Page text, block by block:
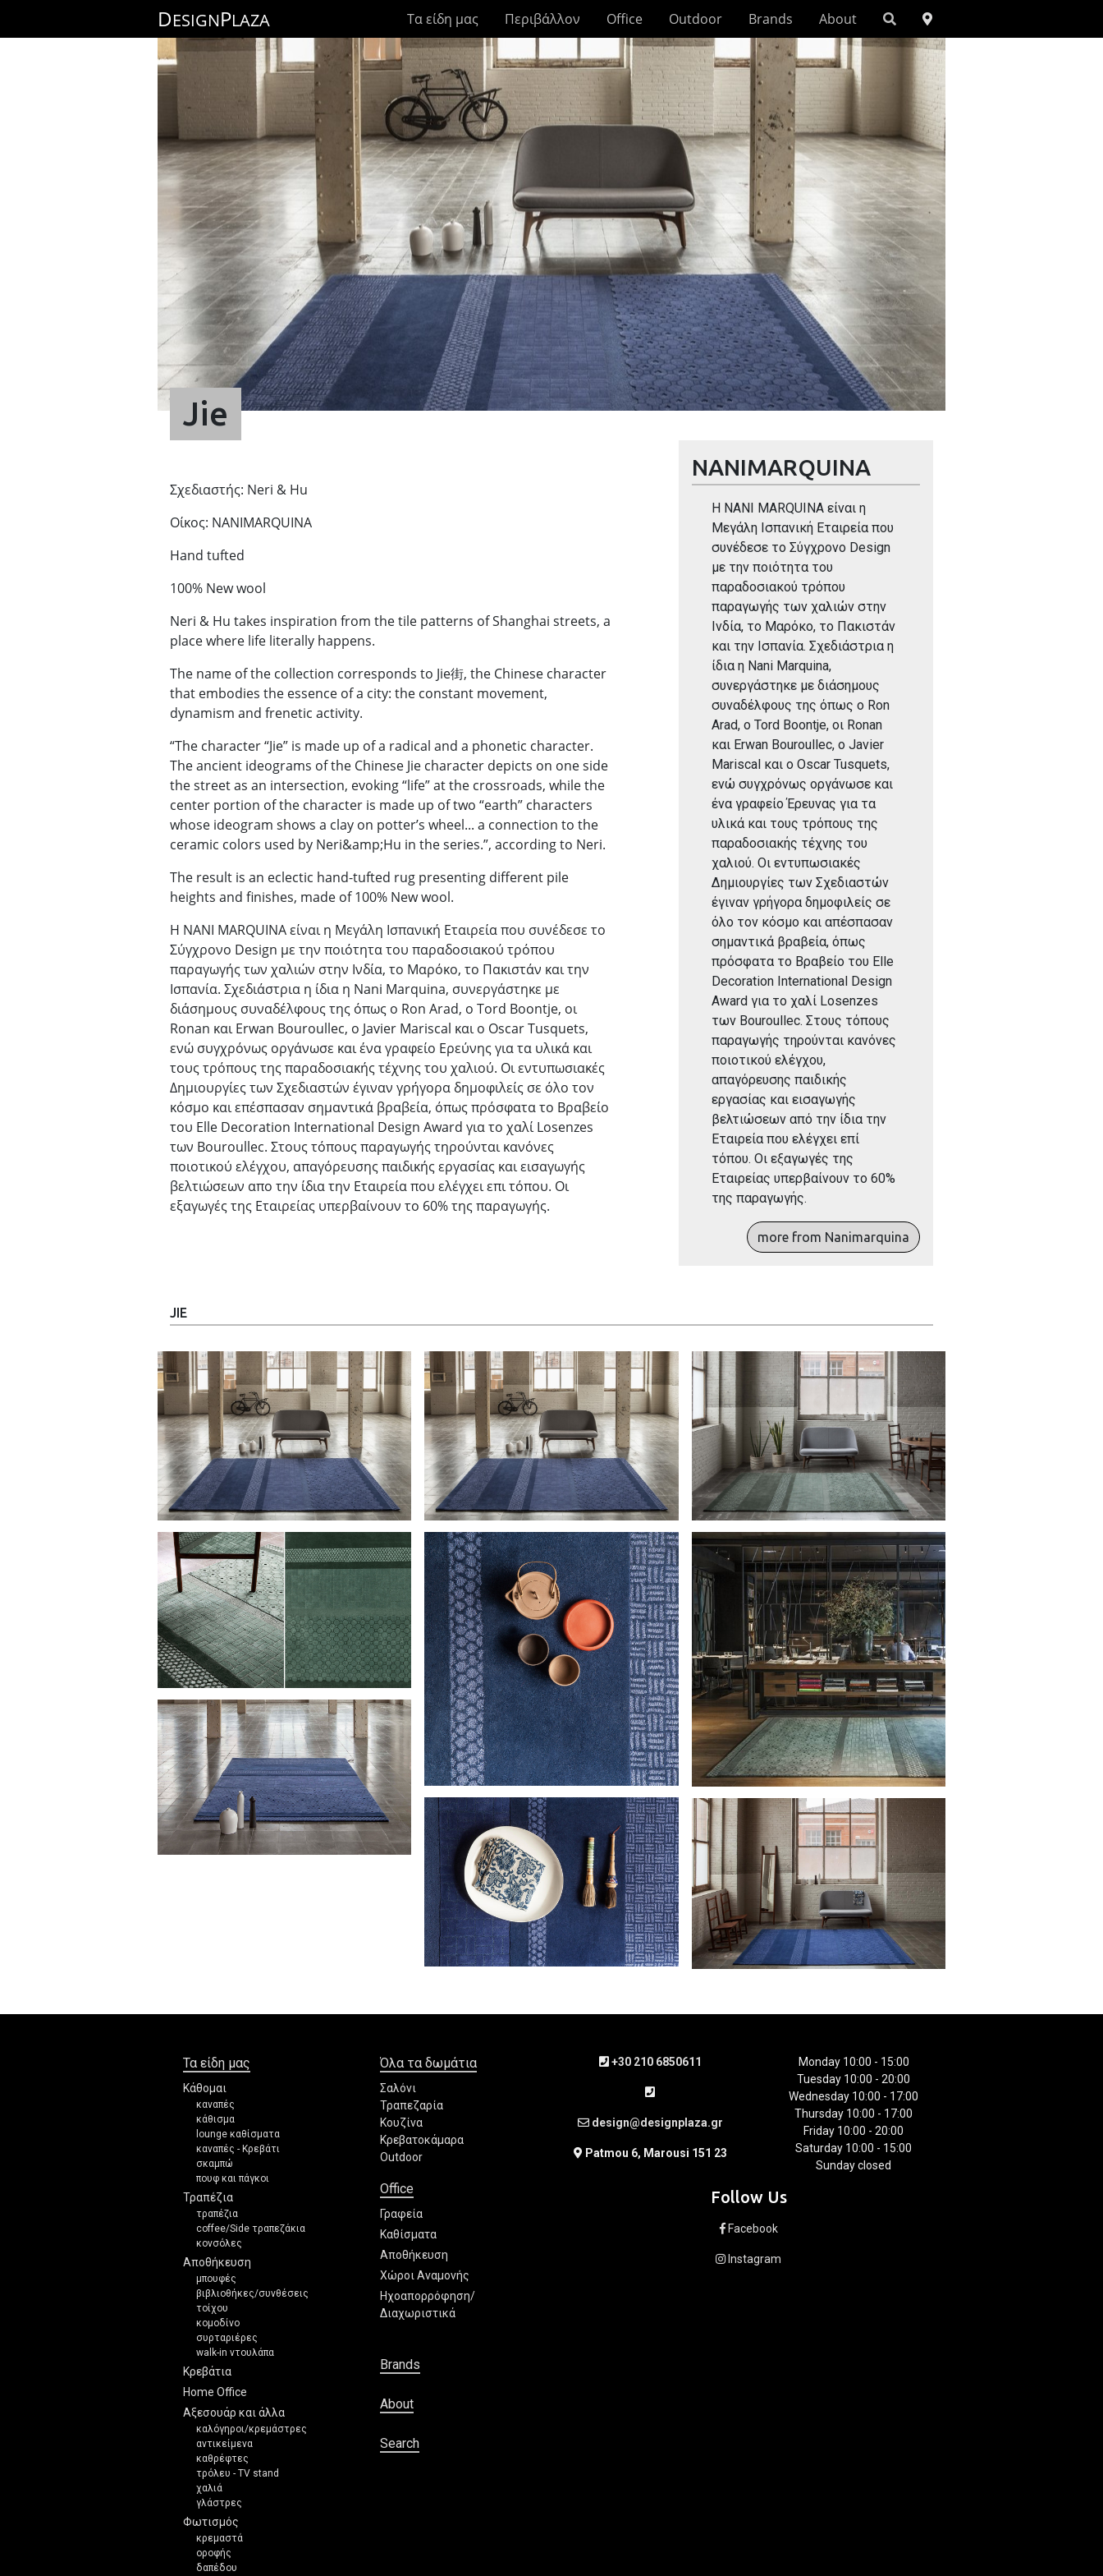
DESIGNPLAZA Τα είδη μας Περιβάλλον Office Outdoor Brands About
Jie
Σχεδιαστής: Neri & Hu
Οίκος: NANIMARQUINA
Hand tufted
100% New wool
Neri & Hu takes inspiration from the tile patterns of Shanghai streets, a
place where life literally happens.
The name of the collection corresponds to Jie街, the Chinese character
that embodies the essence of a city: the constant movement,
dynamism and frenetic activity.
“The character “Jie” is made up of a radical and a phonetic character.
The ancient ideograms of the Chinese Jie character depicts on one side
the street as an intersection, evoking “life” at the crossroads, while the
center portion of the character is made up of two “earth” characters
whose ideogram shows a clay on potter’s wheel... a connection to the
ceramic colors used by Neri&amp;Hu in the series.”, according to Neri.
The result is an eclectic hand-tufted rug presenting different pile
heights and finishes, made of 100% New wool.
Η NANI MARQUINA είναι η Μεγάλη Ισπανική Εταιρεία που συνέδεσε το
Σύγχρονο Design με την ποιότητα του παραδοσιακού τρόπου
παραγωγής των χαλιών στην Ινδία, το Μαρόκο, το Πακιστάν και την
Ισπανία. Σχεδιάστρια η ίδια η Νani Marquina, συνεργάστηκε με
διάσημους συναδέλφους της όπως ο Ron Arad, o Tord Boontje, oι
Ronan και Erwan Bouroullec, o Javier Mariscal και ο Oscar Tusquets,
ενώ συγχρόνως οργάνωσε και ένα γραφείο Ερεύνης για τα υλικά και
τους τρόπους της παραδοσιακής τέχνης του χαλιού. Οι εντυπωσιακές
Δημιουργίες των Σχεδιαστών έγιναν γρήγορα δημοφιλείς σε όλο τον
κόσμο και επέσπασαν σημαντικά βραβεία, όπως πρόσφατα το Βραβείο
του Elle Decoration Ιnternational Design Award για το χαλί Losenzes
των Bouroullec. Στους τόπους παραγωγής τηρούνται κανόνες
ποιοτικού ελέγχου, απαγόρευσης παιδικής εργασίας και εισαγωγής
βελτιώσεων απο την ίδια την Εταιρεία που ελέγχει επι τόπου. Οι
εξαγωγές της Εταιρείας υπερβαίνουν το 60% της παραγωγής.
NANIMARQUINA
Η NANI MARQUINA είναι η
Μεγάλη Ισπανική Εταιρεία που
συνέδεσε το Σύγχρονο Design
με την ποιότητα του
παραδοσιακού τρόπου
παραγωγής των χαλιών στην
Ινδία, το Μαρόκο, το Πακιστάν
και την Ισπανία. Σχεδιάστρια η
ίδια η Νani Marquina,
συνεργάστηκε με διάσημους
συναδέλφους της όπως ο Ron
Arad, o Tord Boontje, oι Ronan
και Erwan Bouroullec, o Javier
Mariscal και ο Oscar Tusquets,
ενώ συγχρόνως οργάνωσε και
ένα γραφείο Έρευνας για τα
υλικά και τους τρόπους της
παραδοσιακής τέχνης του
χαλιού. Οι εντυπωσιακές
Δημιουργίες των Σχεδιαστών
έγιναν γρήγορα δημοφιλείς σε
όλο τον κόσμο και απέσπασαν
σημαντικά βραβεία, όπως
πρόσφατα το Βραβείο του Elle
Decoration Ιnternational Design
Award για το χαλί Losenzes
των Bouroullec. Στους τόπους
παραγωγής τηρούνται κανόνες
ποιοτικού ελέγχου,
απαγόρευσης παιδικής
εργασίας και εισαγωγής
βελτιώσεων από την ίδια την
Εταιρεία που ελέγχει επί
τόπου. Οι εξαγωγές της
Εταιρείας υπερβαίνουν το 60%
της παραγωγής.
more from Nanimarquina
JIE
Τα είδη μας
Κάθομαι
καναπές
κάθισμα
lounge καθίσματα
καναπές - Κρεβάτι
σκαμπώ
πουφ και πάγκοι
Τραπέζια
τραπέζια
coffee/Side τραπεζάκια
κονσόλες
Αποθήκευση
μπουφές
βιβλιοθήκες/συνθέσεις
τοίχου
κομοδίνο
συρταριέρες
walk-in ντουλάπα
Κρεβάτια
Home Office
Αξεσουάρ και άλλα
καλόγηροι/κρεμάστρες
αντικείμενα
καθρέφτες
τρόλευ - TV stand
χαλιά
γλάστρες
Φωτισμός
κρεμαστά
οροφής
δαπέδου
Όλα τα δωμάτια
Σαλόνι
Τραπεζαρία
Κουζίνα
Κρεβατοκάμαρα
Outdoor
Office
Γραφεία
Καθίσματα
Αποθήκευση
Χώροι Αναμονής
Ηχοαπορρόφηση/
Διαχωριστικά
Brands
About
Search
+30 210 6850611
design@designplaza.gr
Patmou 6, Marousi 151 23
Monday 10:00 - 15:00
Tuesday 10:00 - 20:00
Wednesday 10:00 - 17:00
Thursday 10:00 - 17:00
Friday 10:00 - 20:00
Saturday 10:00 - 15:00
Sunday closed
Follow Us
Facebook
Instagram